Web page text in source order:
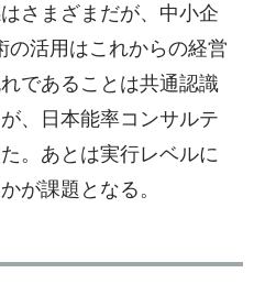
さまざまだが、中小企
の活用はこれからの経営
であることは共通認識
、日本能率コンサルテ
。あとは実行レベルに
が課題となる。